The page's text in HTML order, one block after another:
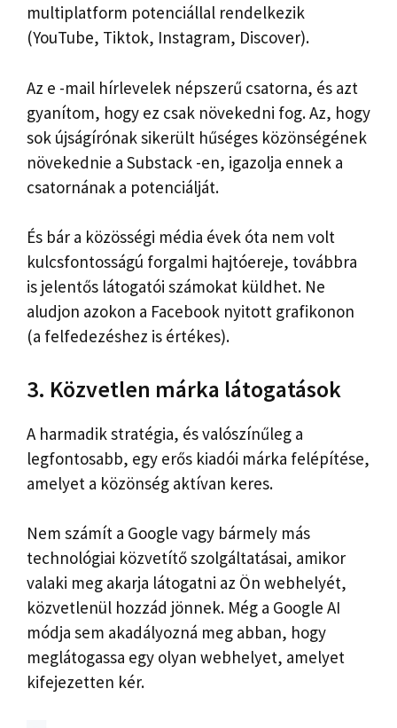
multiplatform potenciállal rendelkezik
(YouTube, Tiktok, Instagram, Discover).
Az e -mail hírlevelek népszerű csatorna, és azt
gyanítom, hogy ez csak növekedni fog. Az, hogy
sok újságírónak sikerült hűséges közönségének
növekednie a Substack -en, igazolja ennek a
csatornának a potenciálját.
És bár a közösségi média évek óta nem volt
kulcsfontosságú forgalmi hajtóereje, továbbra
is jelentős látogatói számokat küldhet. Ne
aludjon azokon a Facebook nyitott grafikonon
(a felfedezéshez is értékes).
3. Közvetlen márka látogatások
A harmadik stratégia, és valószínűleg a
legfontosabb, egy erős kiadói márka felépítése,
amelyet a közönség aktívan keres.
Nem számít a Google vagy bármely más
technológiai közvetítő szolgáltatásai, amikor
valaki meg akarja látogatni az Ön webhelyét,
közvetlenül hozzád jönnek. Még a Google AI
módja sem akadályozná meg abban, hogy
meglátogassa egy olyan webhelyet, amelyet
kifejezetten kér.